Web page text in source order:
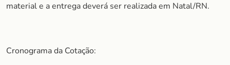
material e a entrega deverá ser realizada em Natal/RN.
Cronograma da Cotação: